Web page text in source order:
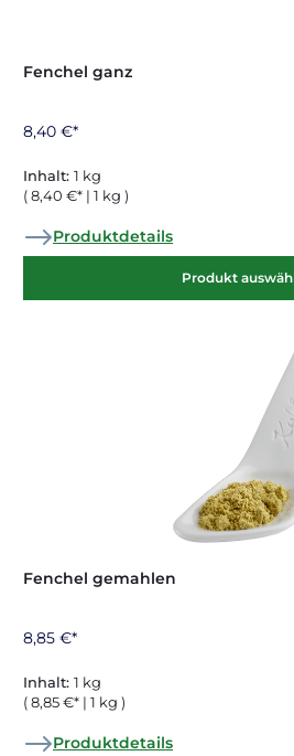
Fenchel ganz
8,40 €*
Inhalt: 1 kg
( 8,40 €* | 1 kg )
Produktdetails
Produkt
Fenchel gemahlen
8,85 €*
Inhalt: 1 kg
( 8,85 €* | 1 kg )
Produktdetails